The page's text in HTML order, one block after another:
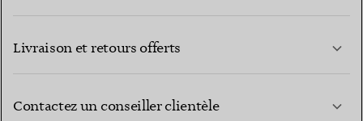
Livraison et retours offerts
Contactez un conseiller clientèle